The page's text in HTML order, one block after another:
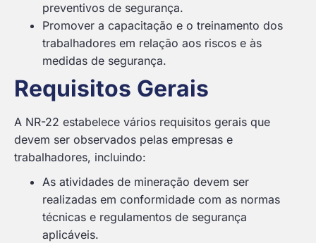
preventivos de segurança.
Promover a capacitação e o treinamento dos
trabalhadores em relação aos riscos e às
medidas de segurança.
Requisitos Gerais
A NR-22 estabelece vários requisitos gerais que
devem ser observados pelas empresas e
trabalhadores, incluindo:
As atividades de mineração devem ser
realizadas em conformidade com as normas
técnicas e regulamentos de segurança
aplicáveis.